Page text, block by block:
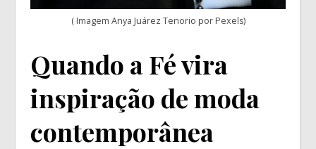
( Imagem Anya Juárez Tenorio por Pexels)
Quando a Fé vira
inspiração de moda
contemporânea